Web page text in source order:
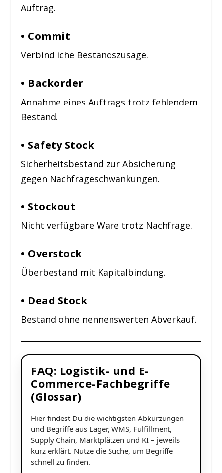
Auftrag.
• Commit
Verbindliche Bestandszusage.
• Backorder
Annahme eines Auftrags trotz fehlendem
Bestand.
• Safety Stock
Sicherheitsbestand zur Absicherung
gegen Nachfrageschwankungen.
• Stockout
Nicht verfügbare Ware trotz Nachfrage.
• Overstock
Überbestand mit Kapitalbindung.
• Dead Stock
Bestand ohne nennenswerten Abverkauf.
FAQ: Logistik- und E-
Commerce-Fachbegriffe
(Glossar)
Hier findest Du die wichtigsten Abkürzungen
und Begriffe aus Lager, WMS, Fulfillment,
Supply Chain, Marktplätzen und KI – jeweils
kurz erklärt. Nutze die Suche, um Begriffe
schnell zu finden.